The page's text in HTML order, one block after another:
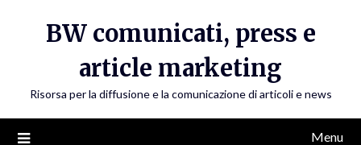
BW comunicati, press e
article marketing
Risorsa per la diffusione e la comunicazione di articoli e news
Menu